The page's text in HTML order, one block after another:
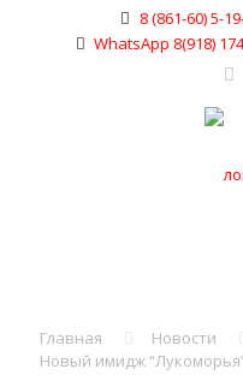
8 (861-60) 5-
WhatsApp 8(918)
Главная Новости
Новый имидж